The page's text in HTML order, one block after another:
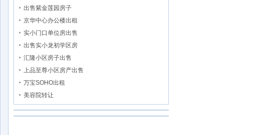
出售紫金莲园房子
京华中心办公楼出租
实小门口单位房出售
出售实小龙初学区房
汇隆小区房子出售
上品至尊小区房产出售
万宝SOHO出租
美容院转让